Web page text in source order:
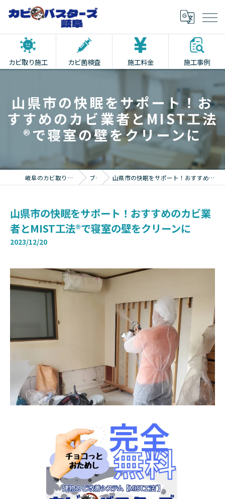
カビ取り施工 カビ菌検査 施工料金 施工事例
山県市の快眠をサポート！お
すすめのカビ業者とMIST工法
®で寝室の壁をクリーンに
岐阜のカビ取りならカビバスターズ岐阜 ブログ 山県市の快眠をサポート！おすすめのカビ業者とMIST工法®で寝室の壁をクリーンに
山県市の快眠をサポート！おすすめのカビ業
者とMIST工法®で寝室の壁をクリーンに
2023/12/20